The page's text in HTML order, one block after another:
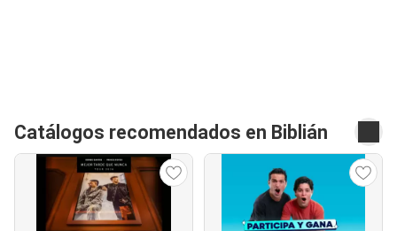
Catálogos recomendados en Biblián